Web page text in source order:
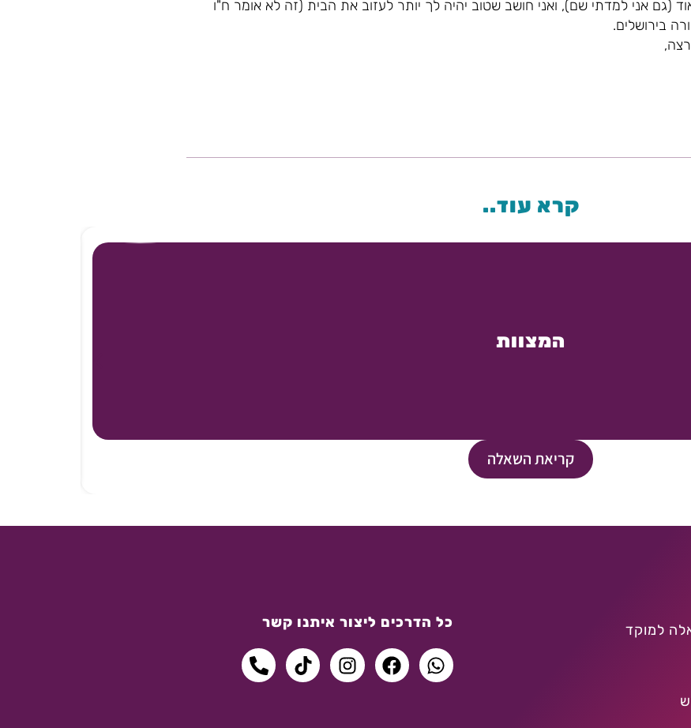
(גם אני למדתי שם), ואני חושב שטוב יהיה לך יותר לעזוב את הבית (זה לא אומר ח"ו
בירושלים.
קרא עוד..
המצוות
קריאת השאלה
למוקד כל הדרכים ליצור איתנו קשר